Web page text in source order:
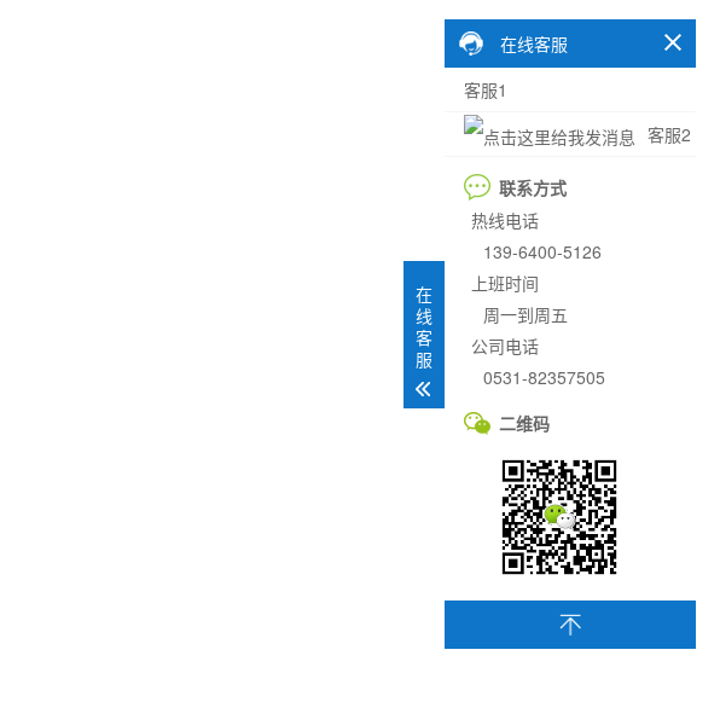
在线客服
客服1
客服2
联系方式
热线电话
139-6400-5126
上班时间
周一到周五
公司电话
0531-82357505
二维码
在
线
客
服